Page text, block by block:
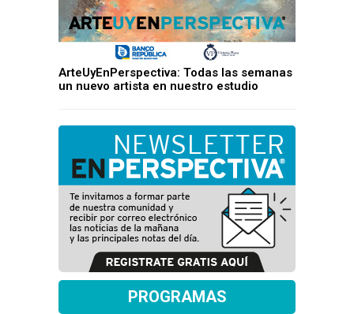
ArteUyEnPerspectiva: Todas las semanas
un nuevo artista en nuestro estudio
PROGRAMAS